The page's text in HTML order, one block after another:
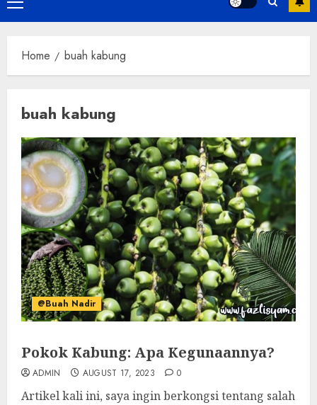
Menu
Home buah kabung
buah kabung
@Buah Nadir
Pokok Kabung: Apa Kegunaannya?
ADMIN AUGUST 17, 2023 0
Artikel kali ini, saya ingin berkongsi tentang salah